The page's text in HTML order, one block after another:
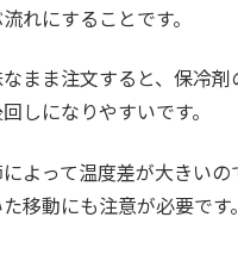
れにすることです。
まま注文すると、保冷
しになりやすいです。
よって温度差が大きいの
移動にも注意が必要です。